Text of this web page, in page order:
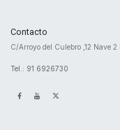
Contacto
​C/Arroyo del Culebro ,12 Nave
Tel.: 91 6926730